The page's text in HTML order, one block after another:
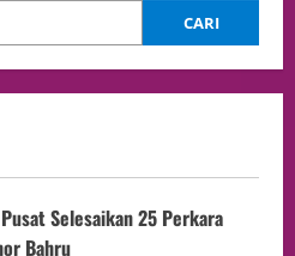
CARI
Selesaikan 25 Perkara
Bahru